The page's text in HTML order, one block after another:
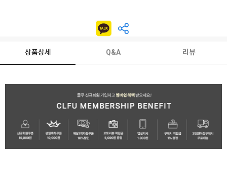
상품상세 Q&A 리뷰